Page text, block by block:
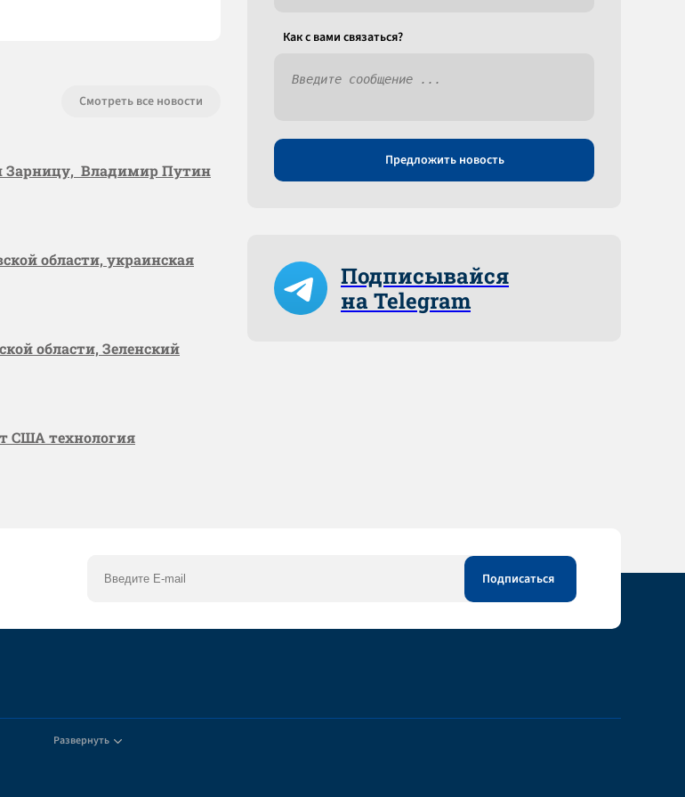
Смотреть все новости
Зарницу, Владимир Путин
области, украинская
области, Зеленский
США технология
Как c вами связаться?
Предложить новость
Подписывайся
на Telegram
Развернуть